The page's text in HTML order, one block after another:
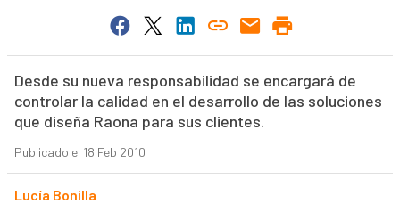
Desde su nueva responsabilidad se encargará de
controlar la calidad en el desarrollo de las soluciones
que diseña Raona para sus clientes.
Publicado el 18 Feb 2010
Lucía Bonilla